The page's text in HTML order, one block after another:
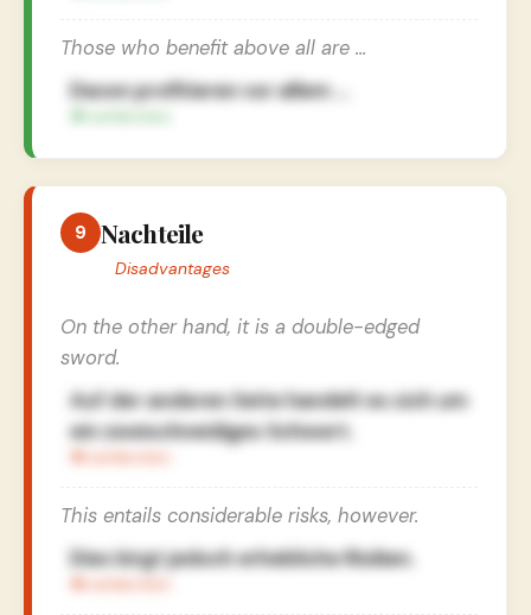
Those who benefit above all are …
Davon profitieren vor allem …
9 Nachteile
Disadvantages
On the other hand, it is a double-edged
sword.
Auf der anderen Seite handelt es sich um
ein zweischneidiges Schwert.
This entails considerable risks, however.
Dies birgt jedoch erhebliche Risiken.